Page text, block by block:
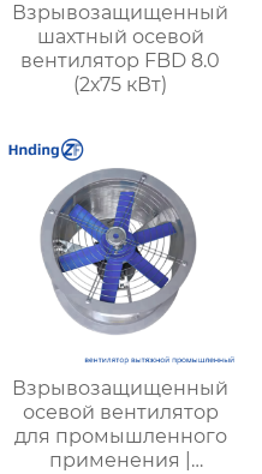
Взрывозащищенный
шахтный осевой
вентилятор FBD 8.0
(2х75 кВт)
Взрывозащищенный
осевой вентилятор
для промышленного
применения |